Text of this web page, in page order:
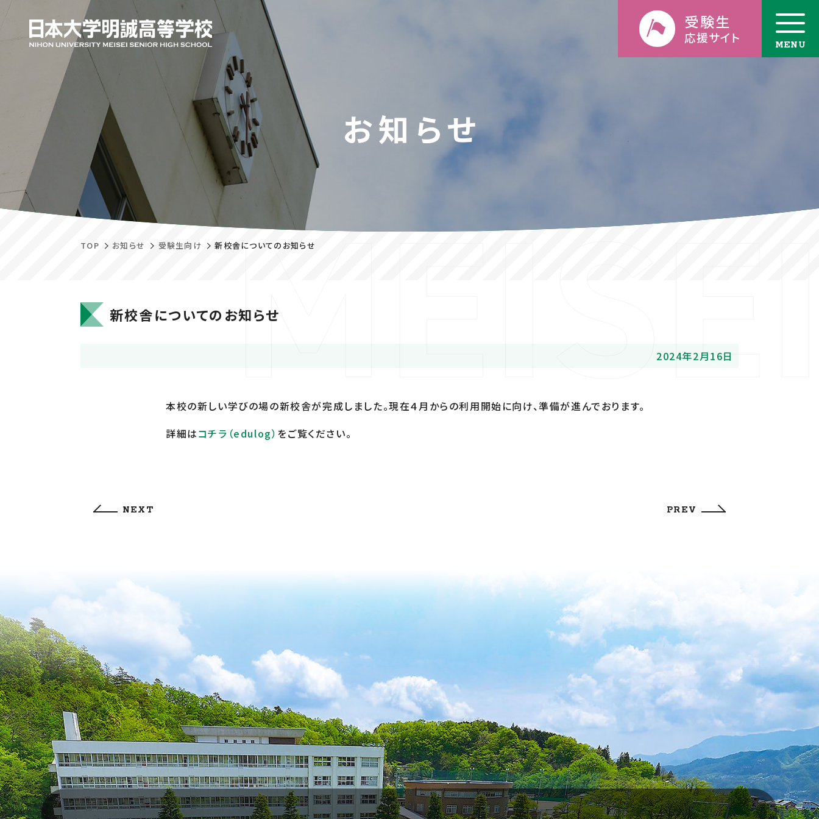
受験生
応援サイト
お知らせ
TOP お知らせ 受験生向け 新校舎についてのお知らせ
新校舎についてのお知らせ
2024年2月16日
本校の新しい学びの場の新校舎が完成しました。現在４月からの利用開始に向け、準備が進んでおります。
詳細はコチラ（edulog） をご覧ください。
PREV
NEXT